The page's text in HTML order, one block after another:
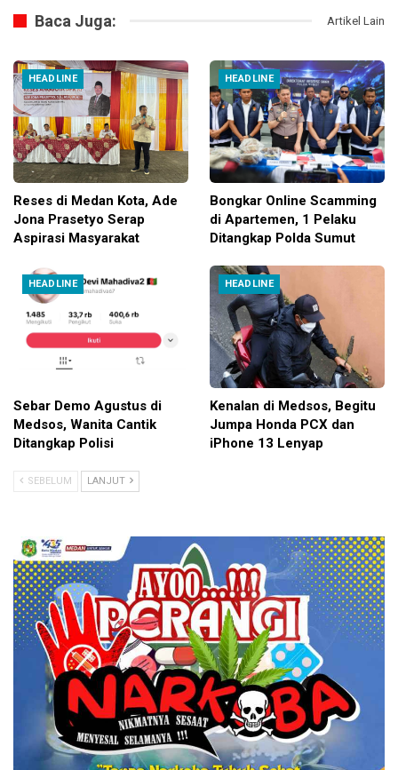
Baca Juga: Artikel Lain
HEADLINE
Reses di Medan Kota, Ade
Jona Prasetyo Serap
Aspirasi Masyarakat
HEADLINE
Bongkar Online Scamming
di Apartemen, 1 Pelaku
Ditangkap Polda Sumut
HEADLINE
Sebar Demo Agustus di
Medsos, Wanita Cantik
Ditangkap Polisi
HEADLINE
Kenalan di Medsos, Begitu
Jumpa Honda PCX dan
iPhone 13 Lenyap
SEBELUM LANJUT